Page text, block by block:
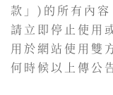
款」)的所有內容
請立即停止使用
用於網站使用雙
何時候以上傳公